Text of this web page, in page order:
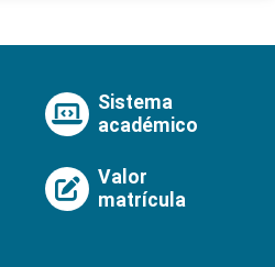
Sistema
académico
Valor
matrícula